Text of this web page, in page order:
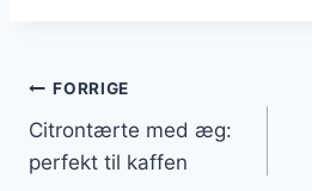
Indlægsnavigation
FORRIGE
Citrontærte med æg:
perfekt til kaffen